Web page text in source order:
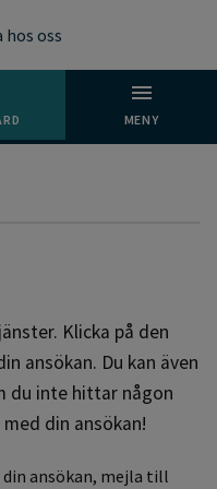
hos oss
MENY
Klicka på den
ansökan. Du kan även
du inte hittar någon
din ansökan!
din ansökan, mejla till